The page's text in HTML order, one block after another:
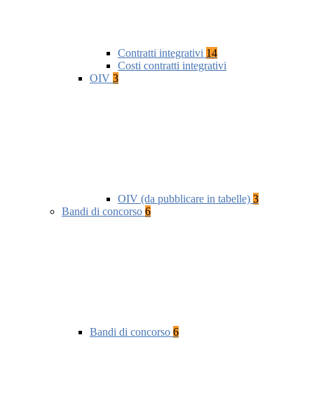
Contratti integrativi 14
Costi contratti integrativi
OIV 3
OIV (da pubblicare in tabelle) 3
Bandi di concorso 6
Bandi di concorso 6